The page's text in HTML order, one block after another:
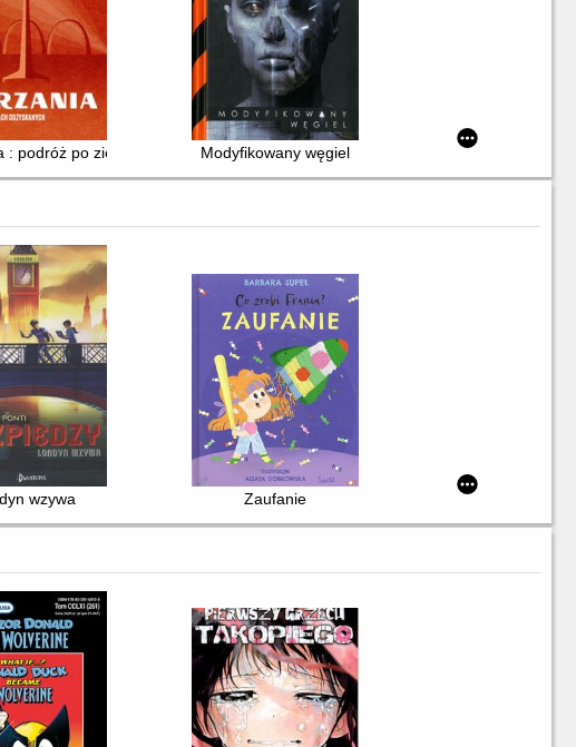
: podróż po ziemiach odzyskanychModyfikowany węgiel
wzywa Zaufanie